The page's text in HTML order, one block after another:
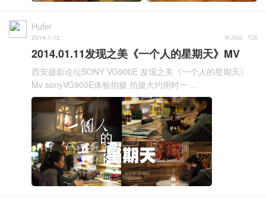
Hufei
2014-1-12 8
2050
2014.01.11发现之美《一个人的星期天》MV
西安摄影论坛SONY VG900E 发现之美《一个人的星期天》
Mv sonyVG900E体验拍摄 拍摄大约用时一 ...